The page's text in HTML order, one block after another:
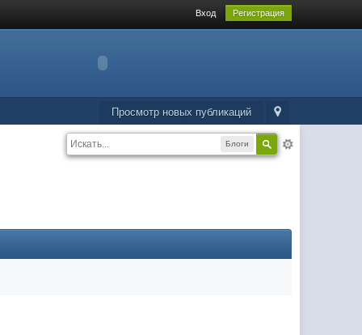
Вход Регистрация
Просмотр новых публикаций
Блоги